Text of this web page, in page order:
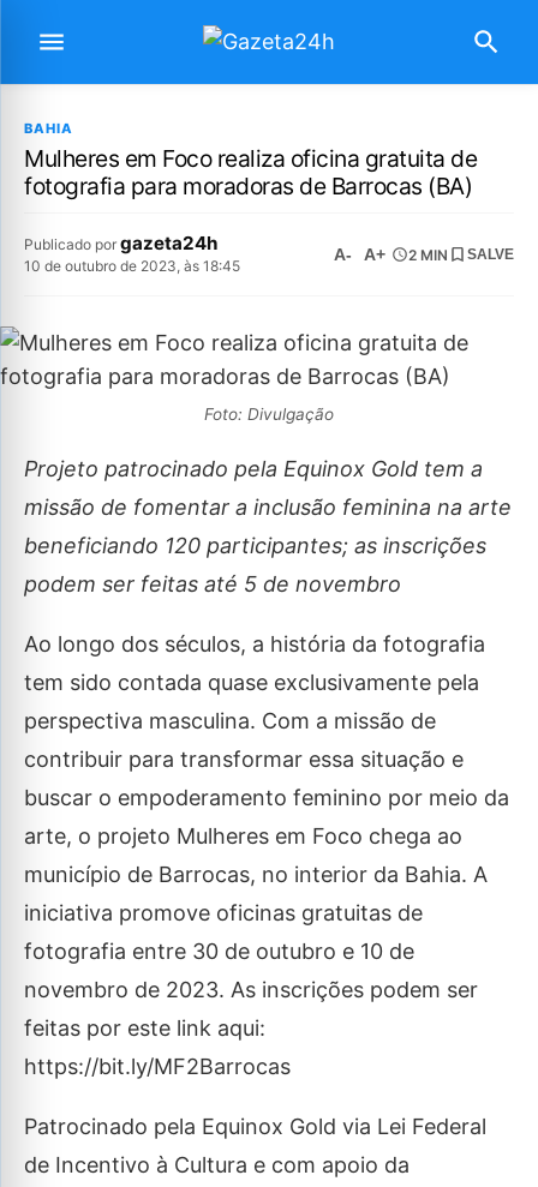
BAHIA
Mulheres em Foco realiza oficina gratuita de
fotografia para moradoras de Barrocas (BA)
Publicado por gazeta24h
10 de outubro de 2023, às 18:45
A- A+ 2 MIN SALVE
Foto: Divulgação
Projeto patrocinado pela Equinox Gold tem a
missão de fomentar a inclusão feminina na arte
beneficiando 120 participantes; as inscrições
podem ser feitas até 5 de novembro
Ao longo dos séculos, a história da fotografia
tem sido contada quase exclusivamente pela
perspectiva masculina. Com a missão de
contribuir para transformar essa situação e
buscar o empoderamento feminino por meio da
arte, o projeto Mulheres em Foco chega ao
município de Barrocas, no interior da Bahia. A
iniciativa promove oficinas gratuitas de
fotografia entre 30 de outubro e 10 de
novembro de 2023. As inscrições podem ser
feitas por este link aqui:
https://bit.ly/MF2Barrocas
Patrocinado pela Equinox Gold via Lei Federal
de Incentivo à Cultura e com apoio da